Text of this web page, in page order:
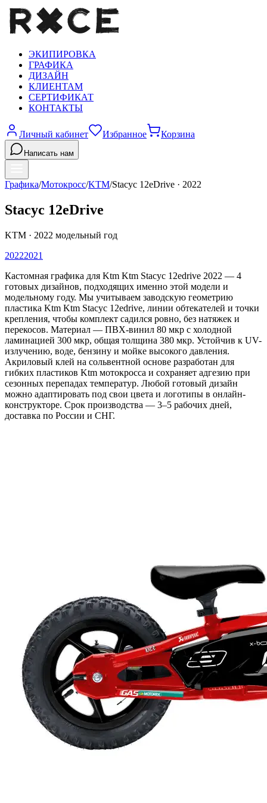
ЭКИПИРОВКА
ГРАФИКА
ДИЗАЙН
КЛИЕНТАМ
СЕРТИФИКАТ
КОНТАКТЫ
Личный кабинет Избранное Корзина
Написать нам
Графика/Мотокросс/KTM/Stacyc 12eDrive · 2022
Stacyc 12eDrive
KTM · 2022 модельный год
20222021
Кастомная графика для Ktm Ktm Stacyc 12edrive 2022 — 4
готовых дизайнов, подходящих именно этой модели и
модельному году. Мы учитываем заводскую геометрию
пластика Ktm Ktm Stacyc 12edrive, линии обтекателей и точки
крепления, чтобы комплект садился ровно, без натяжек и
перекосов. Материал — ПВХ-винил 80 мкр с холодной
ламинацией 300 мкр, общая толщина 380 мкр. Устойчив к UV-
излучению, воде, бензину и мойке высокого давления.
Акриловый клей на сольвентной основе разработан для
гибких пластиков Ktm мотокросса и сохраняет адгезию при
сезонных перепадах температур. Любой готовый дизайн
можно адаптировать под свои цвета и логотипы в онлайн-
конструкторе. Срок производства — 3–5 рабочих дней,
доставка по России и СНГ.